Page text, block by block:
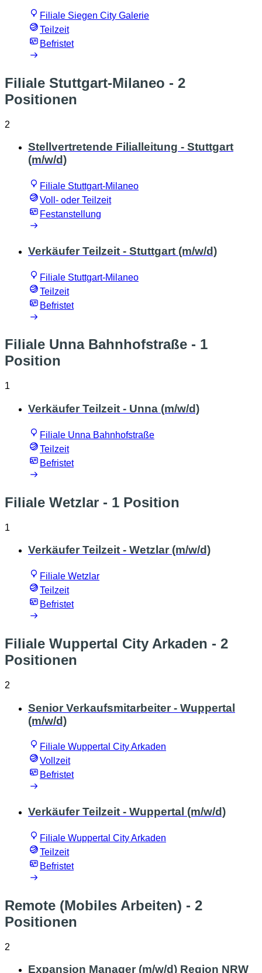
Filiale Siegen City Galerie
Teilzeit
Befristet
Filiale Stuttgart-Milaneo - 2
Positionen
2
Stellvertretende Filialleitung - Stuttgart
(m/w/d)
Filiale Stuttgart-Milaneo
Voll- oder Teilzeit
Festanstellung
Verkäufer Teilzeit - Stuttgart (m/w/d)
Filiale Stuttgart-Milaneo
Teilzeit
Befristet
Filiale Unna Bahnhofstraße - 1
Position
1
Verkäufer Teilzeit - Unna (m/w/d)
Filiale Unna Bahnhofstraße
Teilzeit
Befristet
Filiale Wetzlar - 1 Position
1
Verkäufer Teilzeit - Wetzlar (m/w/d)
Filiale Wetzlar
Teilzeit
Befristet
Filiale Wuppertal City Arkaden - 2
Positionen
2
Senior Verkaufsmitarbeiter - Wuppertal
(m/w/d)
Filiale Wuppertal City Arkaden
Vollzeit
Befristet
Verkäufer Teilzeit - Wuppertal (m/w/d)
Filiale Wuppertal City Arkaden
Teilzeit
Befristet
Remote (Mobiles Arbeiten) - 2
Positionen
2
Expansion Manager (m/w/d) Region NRW